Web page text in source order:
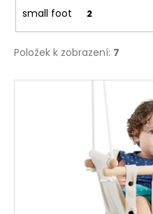
small foot 2
Položek k zobrazení: 7
V